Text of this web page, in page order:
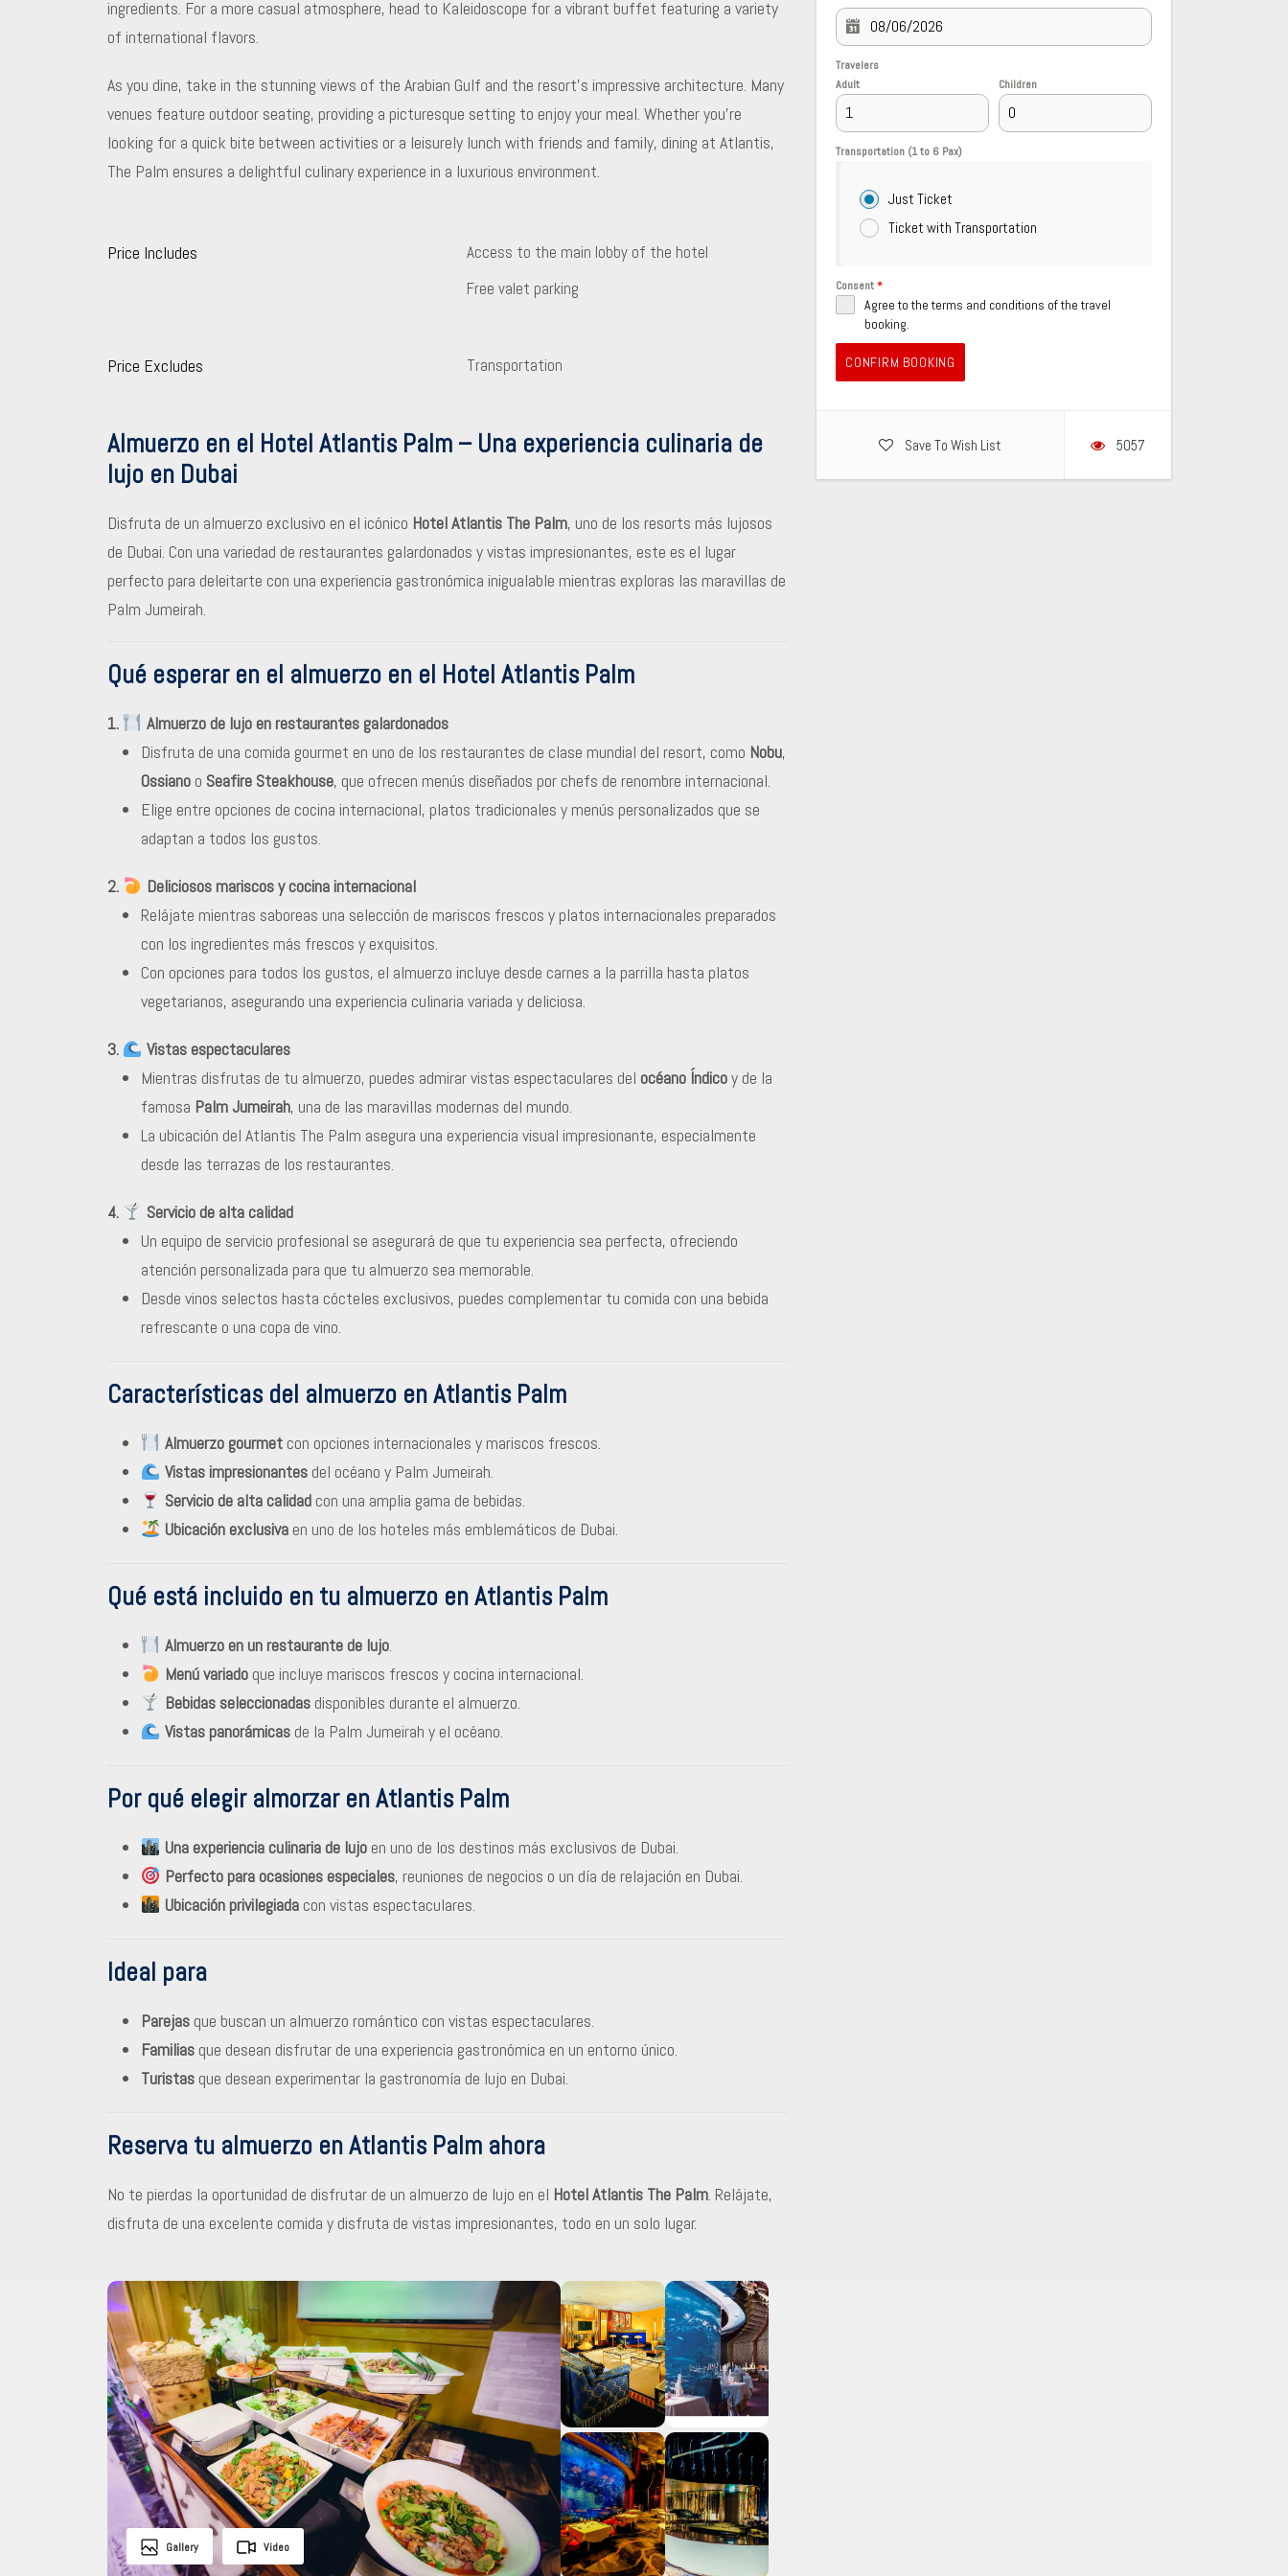
Travelers
Adult
Children
Transportation (1 to 6 Pax)
Just Ticket
Ticket with Transportation
Consent*
Agree to the terms and conditions of the travel
booking.
CONFIRM BOOKING
Save To Wish List 5057
ingredients. For a more casual atmosphere, head to Kaleidoscope for a vibrant buffet featuring a variety
of international flavors.
As you dine, take in the stunning views of the Arabian Gulf and the resort’s impressive architecture. Many
venues feature outdoor seating, providing a picturesque setting to enjoy your meal. Whether you’re
looking for a quick bite between activities or a leisurely lunch with friends and family, dining at Atlantis,
The Palm ensures a delightful culinary experience in a luxurious environment.
Price Includes
Access to the main lobby of the hotel
Free valet parking
Price Excludes Transportation
Almuerzo en el Hotel Atlantis Palm – Una experiencia culinaria de
lujo en Dubai
Disfruta de un almuerzo exclusivo en el icónico Hotel Atlantis The Palm, uno de los resorts más lujosos
de Dubai. Con una variedad de restaurantes galardonados y vistas impresionantes, este es el lugar
perfecto para deleitarte con una experiencia gastronómica inigualable mientras exploras las maravillas de
Palm Jumeirah.
Qué esperar en el almuerzo en el Hotel Atlantis Palm
1.
Almuerzo de lujo en restaurantes galardonados
Disfruta de una comida gourmet en uno de los restaurantes de clase mundial del resort, como Nobu,
Ossiano o Seafire Steakhouse, que ofrecen menús diseñados por chefs de renombre internacional.
Elige entre opciones de cocina internacional, platos tradicionales y menús personalizados que se
adaptan a todos los gustos.
2.
Deliciosos mariscos y cocina internacional
Relájate mientras saboreas una selección de mariscos frescos y platos internacionales preparados
con los ingredientes más frescos y exquisitos.
Con opciones para todos los gustos, el almuerzo incluye desde carnes a la parrilla hasta platos
vegetarianos, asegurando una experiencia culinaria variada y deliciosa.
3.
Vistas espectaculares
Mientras disfrutas de tu almuerzo, puedes admirar vistas espectaculares del océano Índicoy de la
famosa Palm Jumeirah, una de las maravillas modernas del mundo.
La ubicación del Atlantis The Palm asegura una experiencia visual impresionante, especialmente
desde las terrazas de los restaurantes.
4.
Servicio de alta calidad
Un equipo de servicio profesional se asegurará de que tu experiencia sea perfecta, ofreciendo
atención personalizada para que tu almuerzo sea memorable.
Desde vinos selectos hasta cócteles exclusivos, puedes complementar tu comida con una bebida
refrescante o una copa de vino.
Características del almuerzo en Atlantis Palm
Almuerzo gourmetcon opciones internacionales y mariscos frescos.
Vistas impresionantesdel océano y Palm Jumeirah.
Servicio de alta calidadcon una amplia gama de bebidas.
Ubicación exclusivaen uno de los hoteles más emblemáticos de Dubai.
Qué está incluido en tu almuerzo en Atlantis Palm
Almuerzo en un restaurante de lujo.
Menú variadoque incluye mariscos frescos y cocina internacional.
Bebidas seleccionadasdisponibles durante el almuerzo.
Vistas panorámicasde la Palm Jumeirah y el océano.
Por qué elegir almorzar en Atlantis Palm
Una experiencia culinaria de lujoen uno de los destinos más exclusivos de Dubai.
Perfecto para ocasiones especiales, reuniones de negocios o un día de relajación en Dubai.
Ubicación privilegiadacon vistas espectaculares.
Ideal para
Parejas que buscan un almuerzo romántico con vistas espectaculares.
Familias que desean disfrutar de una experiencia gastronómica en un entorno único.
Turistas que desean experimentar la gastronomía de lujo en Dubai.
Reserva tu almuerzo en Atlantis Palm ahora
No te pierdas la oportunidad de disfrutar de un almuerzo de lujo en el Hotel Atlantis The Palm. Relájate,
disfruta de una excelente comida y disfruta de vistas impresionantes, todo en un solo lugar.
Gallery Video